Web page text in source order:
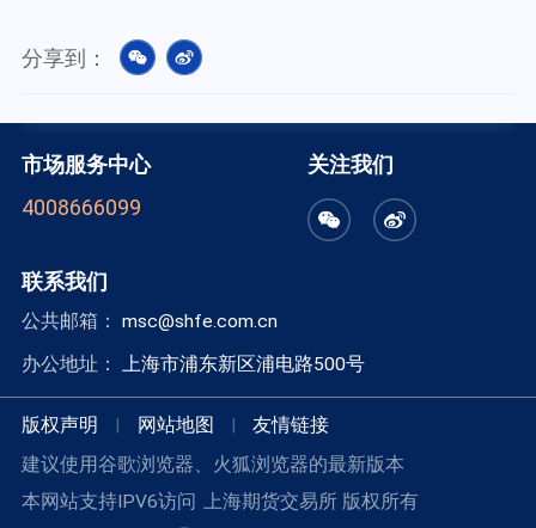
分享到：
市场服务中心
4008666099
关注我们
联系我们
公共邮箱：
msc@shfe.com.cn
办公地址：
上海市浦东新区浦电路500号
版权声明 | 网站地图 |
友情链接
建议使用谷歌浏览器、火狐浏览器的最新版本
本网站支持IPV6访问
上海期货交易所 版权所有